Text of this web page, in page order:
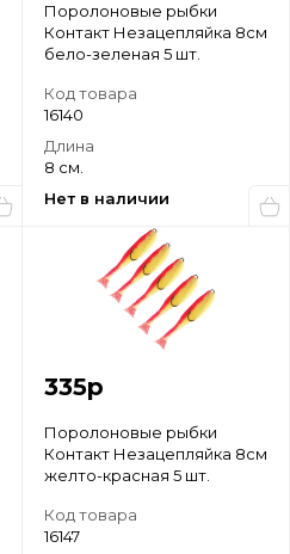
Поролоновые рыбки
Контакт Незацепляйка 8см
бело-зеленая 5 шт.
Код товара
16140
Длина
8 см.
Нет в наличии
335р
Поролоновые рыбки
Контакт Незацепляйка 8см
желто-красная 5 шт.
Код товара
16147